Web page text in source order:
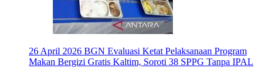
26 April 2026 BGN Evaluasi Ketat Pelaksanaan Program
Makan Bergizi Gratis Kaltim, Soroti 38 SPPG Tanpa IPAL